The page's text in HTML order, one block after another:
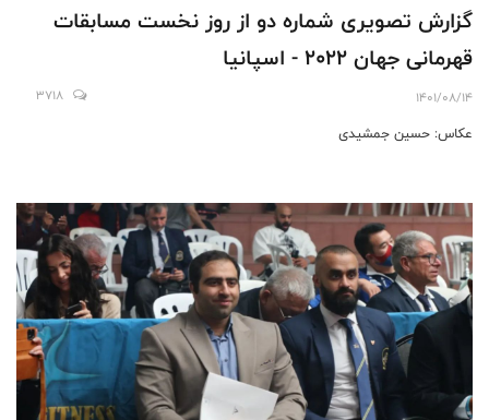
گزارش تصويرى شماره دو از روز نخست مسابقات
قهرمانى جهان ٢٠٢٢ - اسپانيا
1401/08/14
3718
عكاس: حسين جمشيدى